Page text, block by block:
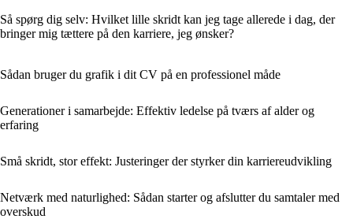
Så spørg dig selv: Hvilket lille skridt kan jeg tage allerede i dag, der
bringer mig tættere på den karriere, jeg ønsker?
Sådan bruger du grafik i dit CV på en professionel måde
Generationer i samarbejde: Effektiv ledelse på tværs af alder og
erfaring
Små skridt, stor effekt: Justeringer der styrker din karriereudvikling
Netværk med naturlighed: Sådan starter og afslutter du samtaler med
overskud